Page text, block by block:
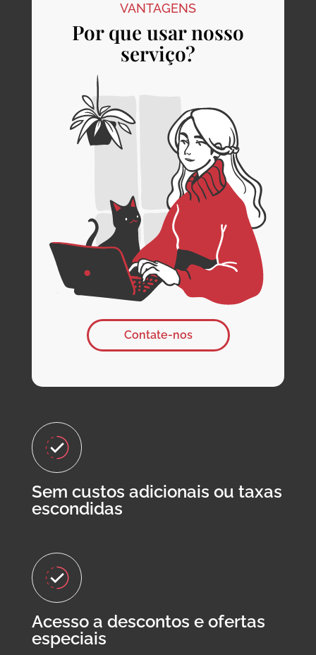
VANTAGENS
Por que usar nosso
serviço?
Contate-nos
Sem custos adicionais ou taxas
escondidas
Acesso a descontos e ofertas
especiais